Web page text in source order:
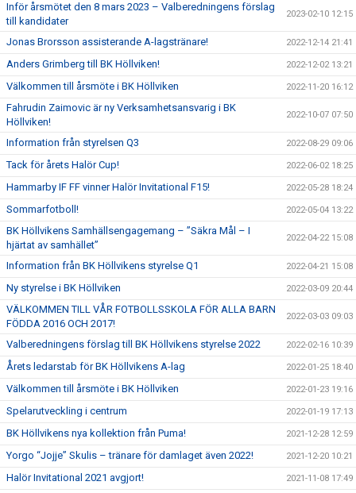
Inför årsmötet den 8 mars 2023 – Valberedningens förslag
till kandidater
2023-02-10 12:15
Jonas Brorsson assisterande A-lagstränare! 2022-12-14 21:41
Anders Grimberg till BK Höllviken! 2022-12-02 13:21
Välkommen till årsmöte i BK Höllviken 2022-11-20 16:12
Fahrudin Zaimovic är ny Verksamhetsansvarig i BK
Höllviken!
2022-10-07 07:50
Information från styrelsen Q3 2022-08-29 09:06
Tack för årets Halör Cup! 2022-06-02 18:25
Hammarby IF FF vinner Halör Invitational F15! 2022-05-28 18:24
Sommarfotboll! 2022-05-04 13:22
BK Höllvikens Samhällsengagemang – ”Säkra Mål – I
hjärtat av samhället”
2022-04-22 15:08
Information från BK Höllvikens styrelse Q1 2022-04-21 15:08
Ny styrelse i BK Höllviken 2022-03-09 20:44
VÄLKOMMEN TILL VÅR FOTBOLLSSKOLA FÖR ALLA BARN
FÖDDA 2016 OCH 2017!
2022-03-03 09:03
Valberedningens förslag till BK Höllvikens styrelse 2022 2022-02-16 10:39
Årets ledarstab för BK Höllvikens A-lag 2022-01-25 18:40
Välkommen till årsmöte i BK Höllviken 2022-01-23 19:16
Spelarutveckling i centrum 2022-01-19 17:13
BK Höllvikens nya kollektion från Puma! 2021-12-28 12:59
Yorgo “Jojje” Skulis – tränare för damlaget även 2022! 2021-12-20 10:21
Halör Invitational 2021 avgjort! 2021-11-08 17:49